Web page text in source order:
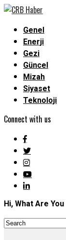
Genel
Enerji
Gezi
Güncel
Mizah
Siyaset
Teknoloji
Connect with us
Hi, What Are